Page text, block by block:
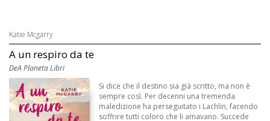
Katie Mcgarry
A un respiro da te
DeA Planeta Libri
Si dice che il destino sia già scritto, ma non è
sempre così. Per decenni una tremenda
maledizione ha perseguitato i Lachlin, facendo
soffrire tutti coloro che li amavano. Succede